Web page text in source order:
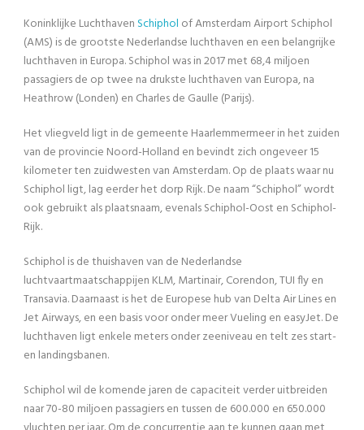
Koninklijke LuchthavenSchiphol of Amsterdam Airport Schiphol
(AMS) is de grootste Nederlandse luchthaven en een belangrijke
luchthaven in Europa. Schiphol was in 2017 met 68,4 miljoen
passagiers de op twee na drukste luchthaven van Europa, na
Heathrow (Londen) en Charles de Gaulle (Parijs).
Het vliegveld ligt in de gemeente Haarlemmermeer in het zuiden
van de provincie Noord-Holland en bevindt zich ongeveer 15
kilometer ten zuidwesten van Amsterdam. Op de plaats waar nu
Schiphol ligt, lag eerder het dorp Rijk. De naam “Schiphol” wordt
ook gebruikt als plaatsnaam, evenals Schiphol-Oost en Schiphol-
Rijk.
Schiphol is de thuishaven van de Nederlandse
luchtvaartmaatschappijen KLM, Martinair, Corendon, TUI fly en
Transavia. Daarnaast is het de Europese hub van Delta Air Lines en
Jet Airways, en een basis voor onder meer Vueling en easyJet. De
luchthaven ligt enkele meters onder zeeniveau en telt zes start-
en landingsbanen.
Schiphol wil de komende jaren de capaciteit verder uitbreiden
naar 70-80 miljoen passagiers en tussen de 600.000 en 650.000